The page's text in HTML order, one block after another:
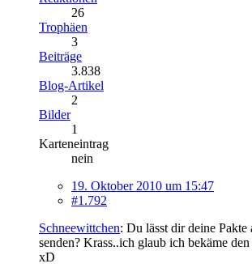
26
Trophäen
3
Beiträge
3.838
Blog-Artikel
2
Bilder
1
Karteneintrag
nein
19. Oktober 2010 um 15:47
#1.792
Schneewittchen: Du lässt dir deine
senden? Krass..ich glaub ich bekäme
xD